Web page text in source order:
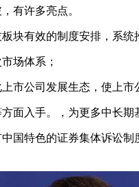
有许多亮点。
块有效的制度安排，系
场体系；
市公司发展生态，使上市
面入手。，为更多中长期
国特色的证券集体诉讼